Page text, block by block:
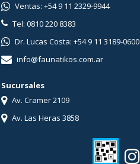
Ventas: +54 9 11 2329-9944
Tel: 0810 220 8383
Dr. Lucas Costa: +54 9 11 3189-0600
info@faunatikos.com.ar
Sucursales
Av. Cramer 2109
Av. Las Heras 3858